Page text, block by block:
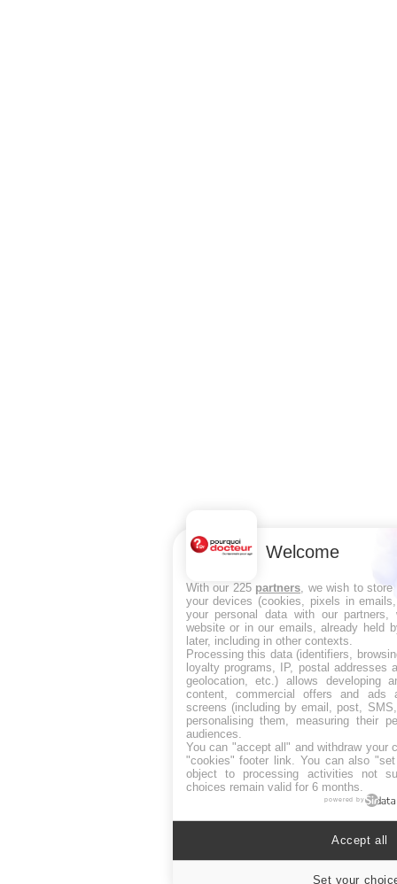
Welcome
With our 225 partners , we wish to
your devices (cookies, pixels in
your personal data with our partners,
website or in our emails, already held
later, including in other contexts.
Processing this data (identifiers,
loyalty programs, IP, postal addresses
geolocation, etc.) allows developing
content, commercial offers and ads
screens (including by email, post,
personalising them, measuring their
audiences.
You can "accept all" and withdraw your
"cookies" footer link . You can also
object to processing activities not
choices remain valid for 6 months.
powered by
Set your
Accept all